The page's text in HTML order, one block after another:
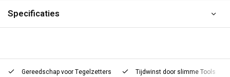
Specificaties
Gereedschap voorTegelzetters Tijdwinst door slimme Tools